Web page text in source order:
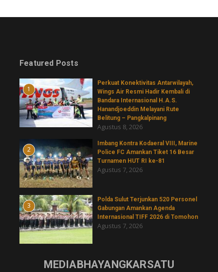
Featured Posts
1
Perkuat Konektivitas Antarwilayah,
Wings Air Resmi Hadir Kembali di
Bandara Internasional H.A.S.
Hanandjoeddin Melayani Rute
Belitung – Pangkalpinang
Agustus 8, 2026
2
Imbang Kontra Kodaeral VIII, Marine
Police FC Amankan Tiket 16 Besar
Turnamen HUT RI ke-81
Agustus 7, 2026
3
​Polda Sulut Terjunkan 520 Personel
Gabungan Amankan Agenda
Internasional TIFF 2026 di Tomohon
Agustus 7, 2026
MEDIABHAYANGKARSATU